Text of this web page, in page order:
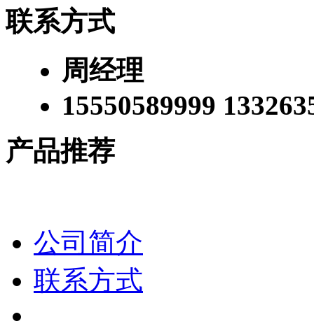
联系方式
周经理
15550589999
产品推荐
公司简介
联系方式